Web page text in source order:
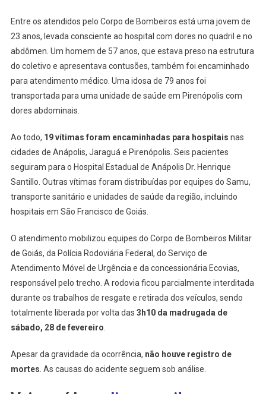
Entre os atendidos pelo Corpo de Bombeiros está uma jovem de
23 anos, levada consciente ao hospital com dores no quadril e no
abdômen. Um homem de 57 anos, que estava preso na estrutura
do coletivo e apresentava contusões, também foi encaminhado
para atendimento médico. Uma idosa de 79 anos foi
transportada para uma unidade de saúde em Pirenópolis com
dores abdominais.
Ao todo, 19 vítimas foram encaminhadas para hospitais nas
cidades de Anápolis, Jaraguá e Pirenópolis. Seis pacientes
seguiram para o Hospital Estadual de Anápolis Dr. Henrique
Santillo. Outras vítimas foram distribuídas por equipes do Samu,
transporte sanitário e unidades de saúde da região, incluindo
hospitais em São Francisco de Goiás.
O atendimento mobilizou equipes do Corpo de Bombeiros Militar
de Goiás, da Polícia Rodoviária Federal, do Serviço de
Atendimento Móvel de Urgência e da concessionária Ecovias,
responsável pelo trecho. A rodovia ficou parcialmente interditada
durante os trabalhos de resgate e retirada dos veículos, sendo
totalmente liberada por volta das 3h10 da madrugada de
sábado, 28 de fevereiro
Apesar da gravidade da ocorrência, não houve registro de
mortes . As causas do acidente seguem sob análise.